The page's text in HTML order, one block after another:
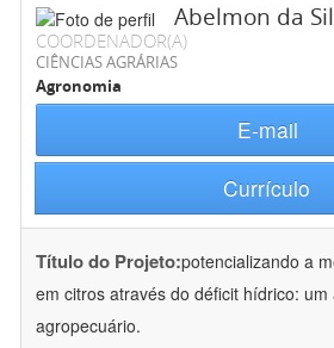
Abelmon da
COORDENADOR(A)
CIÊNCIAS AGRÁRIAS
Agronomia
E-mail
Currículo
Título do Projeto:potencializando a
em citros através do déficit hídrico: um
agropecuário.